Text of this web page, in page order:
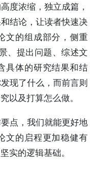
度浓缩，独立成篇，
结论，让读者快速决
文的组成部分，侧重
、提出问题、综述文
具体的研究结果和结
现了什么，而前言则
以及打算怎么做。
点，我们就能更好地
文的启程更加稳健有
实的逻辑基础。